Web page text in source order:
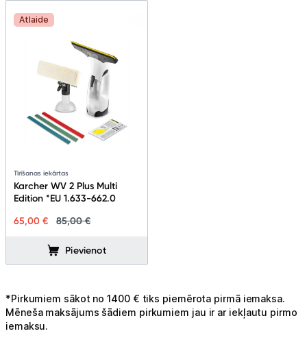
Atlaide
Tīrīšanas iekārtas
Karcher WV 2 Plus Multi
Edition *EU 1.633-662.0
65,00 €
85,00 €
Pievienot
*Pirkumiem sākot no 1400 € tiks piemērota pirmā iemaksa.
Mēneša maksājums šādiem pirkumiem jau ir ar iekļautu pirmo
iemaksu.